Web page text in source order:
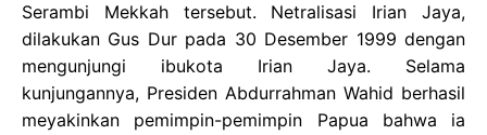
Serambi Mekkah tersebut. Netralisasi Irian Jaya,
dilakukan Gus Dur pada 30 Desember 1999 dengan
mengunjungi ibukota Irian Jaya. Selama
kunjungannya, Presiden Abdurrahman Wahid berhasil
meyakinkan pemimpin-pemimpin Papua bahwa ia